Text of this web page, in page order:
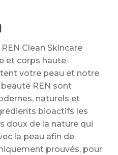
Clean Skincare
et corps haute-
votre peau et notre
REN sont
naturels et
bioactifs les
doux de la nature qui
la peau afin de
prouvés, pour